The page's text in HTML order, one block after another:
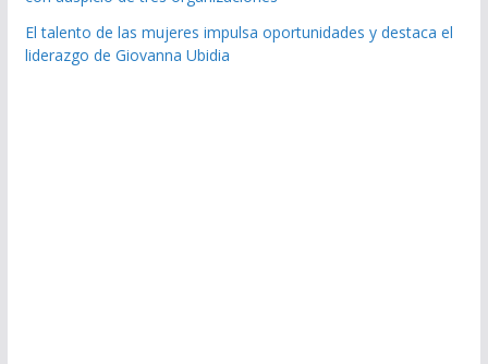
El talento de las mujeres impulsa oportunidades y destaca el
liderazgo de Giovanna Ubidia